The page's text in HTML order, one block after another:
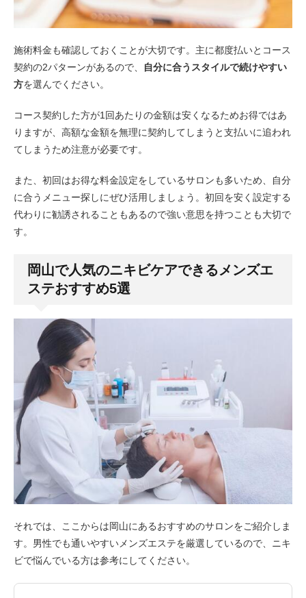
施術料金も確認しておくことが大切です。主に都度払いとコース
契約の2パターンがあるので、
自分に合うスタイルで続けやすい
方を選んでください。
コース契約した方が1回あたりの金額は安くなるためお得ではあ
りますが、高額な金額を無理に契約してしまうと支払いに追われ
てしまうため注意が必要です。
また、初回はお得な料金設定をしているサロンも多いため、自分
に合うメニュー探しにぜひ活用しましょう。初回を安く設定する
代わりに勧誘されることもあるので強い意思を持つことも大切で
す。
岡山で人気のニキビケアできるメンズエ
ステおすすめ5選
それでは、ここからは岡山にあるおすすめのサロンをご紹介しま
す。男性でも通いやすいメンズエステを厳選しているので、ニキ
ビで悩んでいる方は参考にしてください。